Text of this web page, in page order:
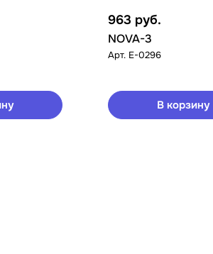
963 руб.
NOVA-3
Арт. E-0296
В корзину